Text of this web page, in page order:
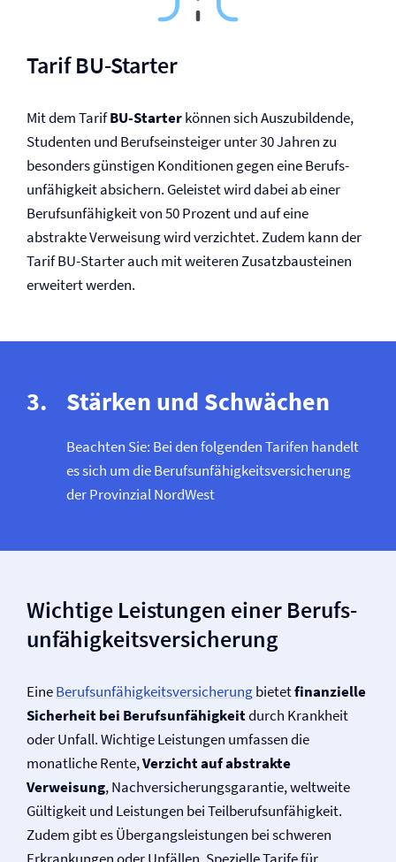
Tarif BU-Starter
Mit dem TarifBU-Starterkönnen sich Auszubildende,
Studenten und Berufseinsteiger unter 30 Jahren zu
besonders günstigen Konditionen gegen eine Berufs­
unfähigkeit absichern. Geleistet wird dabei ab einer
Berufs­unfähigkeit von 50 Prozent und auf eine
abstrakte Verweisung wird verzichtet. Zudem kann der
Tarif BU-Starter auch mit weiteren Zusatzbausteinen
erweitert werden.
Stärken und Schwächen
Beachten Sie: Bei den folgenden Tarifen handelt
es sich um die Berufs­unfähigkeits­versicherung
der Provinzial NordWest
Wichtige Leistungen einer Berufs­
unfähigkeits­versicherung
EineBerufs­unfähigkeits­versicherungbietetfinanzielle
Sicherheit bei Berufs­unfähigkeitdurch Krankheit
oder Unfall. Wichtige Leistungen umfassen die
monatliche Rente,Verzicht auf abstrakte
Verweisung, Nach­versicherungsgarantie, weltweite
Gültigkeit und Leistungen bei Teilberufsunfähigkeit.
Zudem gibt es Übergangsleistungen bei schweren